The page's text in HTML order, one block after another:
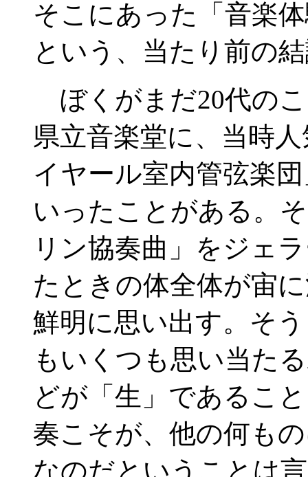
そこにあった「音楽
という、当たり前の
ぼくがまだ20代の
県立音楽堂に、当時
イヤール室内管弦楽
いったことがある。
リン協奏曲」をジェ
たときの体全体が宙
鮮明に思い出す。そ
もいくつも思い当た
どが「生」であるこ
奏こそが、他の何も
なのだということは